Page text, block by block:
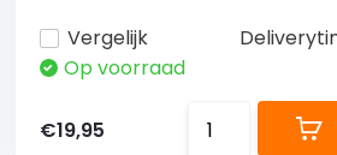
Vergelijk
Op voorraad
€19,95